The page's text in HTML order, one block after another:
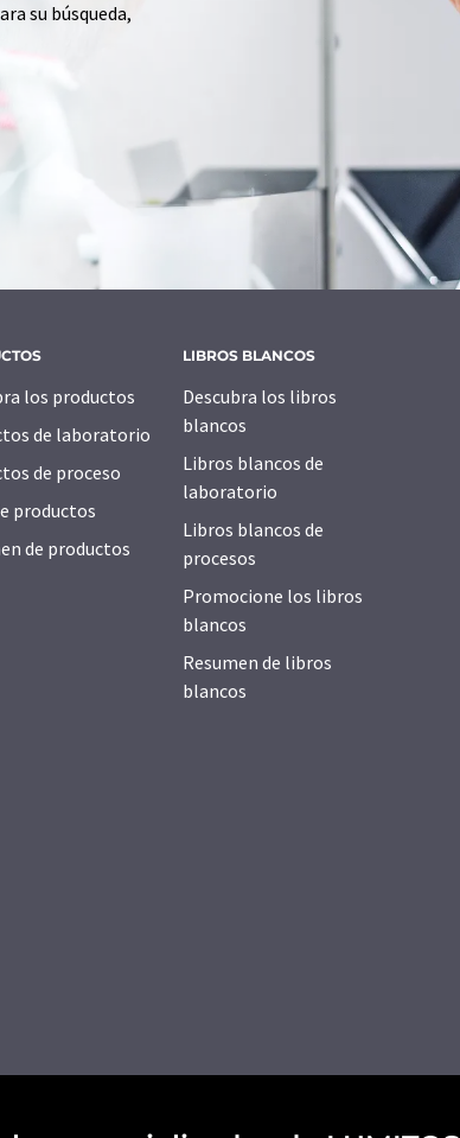
su búsqueda,
los productos
de laboratorio
de proceso
productos
de productos
LIBROS BLANCOS
Descubra los libros
blancos
Libros blancos de
laboratorio
Libros blancos de
procesos
Promocione los libros
blancos
Resumen de libros
blancos